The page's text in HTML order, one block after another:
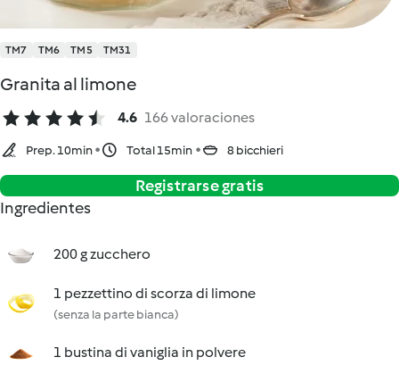
TM7 TM6 TM5 TM31
Granita al limone
4.6 166 valoraciones
Prep. 10min Total 15min 8 bicchieri
Registrarse gratis
Ingredientes
200 g zucchero
1 pezzettino di scorza di limone
(senza la parte bianca)
1 bustina di vaniglia in polvere